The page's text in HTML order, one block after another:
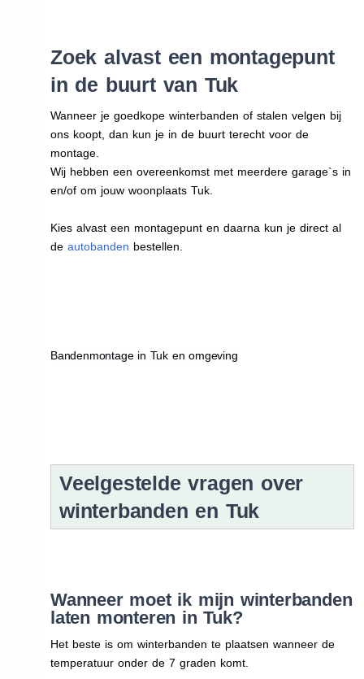
Zoek alvast een montagepunt
in de buurt van Tuk
Wanneer je goedkope winterbanden of stalen velgen bij
ons koopt, dan kun je in de buurt terecht voor de
montage.
Wij hebben een overeenkomst met meerdere garage`s in
en/of om jouw woonplaats Tuk.
Kies alvast een montagepunt en daarna kun je direct al
de autobanden bestellen.
Bandenmontage in Tuk en omgeving
Veelgestelde vragen over
winterbanden en Tuk
Wanneer moet ik mijn winterbanden
laten monteren in Tuk?
Het beste is om winterbanden te plaatsen wanneer de
temperatuur onder de 7 graden komt.